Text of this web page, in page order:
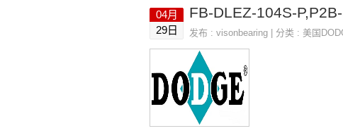
04月
29日
FB-DLEZ-104S-
发布 : visonbearing | 分类 : 美国